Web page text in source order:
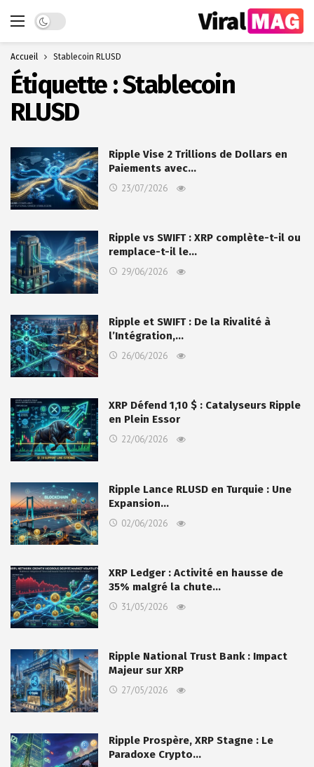
Dark mode
Accueil Stablecoin RLUSD
Étiquette :Stablecoin
RLUSD
Ripple Vise 2 Trillions de Dollars en
Paiements avec…
23/07/2026
Ripple vs SWIFT : XRP complète-t-il ou
remplace-t-il le…
29/06/2026
Ripple et SWIFT : De la Rivalité à
l’Intégration,…
26/06/2026
XRP Défend 1,10 $ : Catalyseurs Ripple
en Plein Essor
22/06/2026
Ripple Lance RLUSD en Turquie : Une
Expansion…
02/06/2026
XRP Ledger : Activité en hausse de
35% malgré la chute…
31/05/2026
Ripple National Trust Bank : Impact
Majeur sur XRP
27/05/2026
Ripple Prospère, XRP Stagne : Le
Paradoxe Crypto…